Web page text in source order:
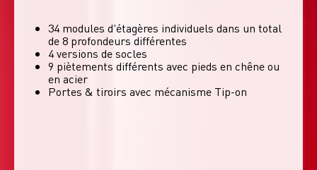
34 modules d'étagères individuels dans un total
de 8 profondeurs différentes
4 versions de socles
9 piètements différents avec pieds en chêne ou
en acier
Portes & tiroirs avec mécanisme Tip-on